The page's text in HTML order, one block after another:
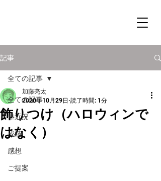
記事
全ての記事
塾近況
成績
感想
ご提案
全ての記事
飾りつけ（ハロウィンで
はなく）
加藤亮太
2020年10月29日 読了時間: 1分